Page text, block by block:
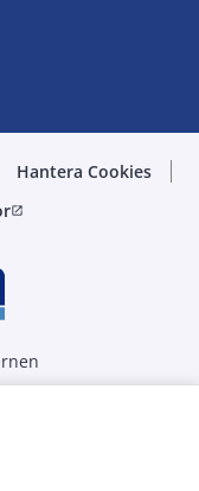
Hantera Cookies
open_in_new